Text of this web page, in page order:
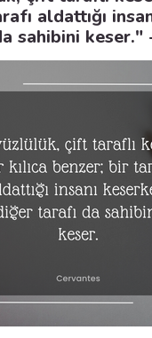
aldattığı
sahibini keser."